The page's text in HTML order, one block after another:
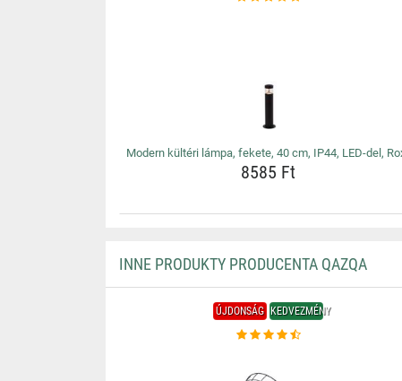
Modern kültéri lámpa, fekete, 40 cm, IP44, LED-del,
8585 Ft
INNE PRODUKTY PRODUCENTA QAZQA
ÚJDONSÁG KEDVEZMÉNY